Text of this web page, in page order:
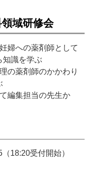
域研修会
婦への薬剤師として
知識を学ぶ
の薬剤師のかかわり
編集担当の先生か
18:20受付開始）